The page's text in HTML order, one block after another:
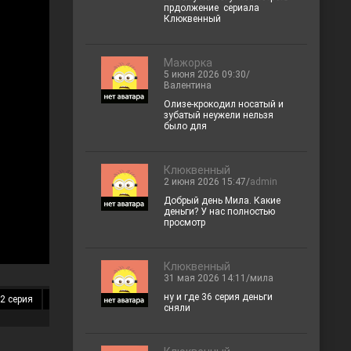
серия 14 серия 15 серия 16 серия
прдолжение сериала
Клюквенный
Мажорка
5 июня 2026 09:30/
Валентина
Олизе-крокодил носатый и
зубатый неужели нельзя
было для
Клюквенный
2 июня 2026 15:47/admin
Добрый день Мила. Какие
деньги? У нас полностью
просмотр
Клюквенный
31 мая 2026 14:11/мила
ну и где 36 серия деньги
сняли